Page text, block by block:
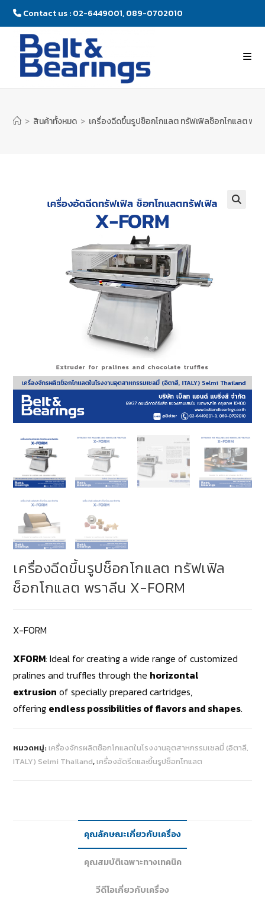
Contact us : 02-6449001, 089-0702010
> สินค้าทั้งหมด > เครื่องฉีดขึ้นรูปช็อกโกแลต ทรัฟเฟิลช็อกโกแลต พรา
เครื่องฉีดขึ้นรูปช็อกโกแลต ทรัฟเฟิล
ช็อกโกแลต พราลีน X-FORM
X-FORM
XFORM: Ideal for creating a wide range of customized
pralines and truffles through the horizontal
extrusion of specially prepared cartridges,
offering endless possibilities of flavors and shapes.
หมวดหมู่:เครื่องจักรผลิตช็อกโกแลตในโรงงานอุตสาหกรรมเซลมี่ (อิตาลี,
ITALY) Selmi Thailand,เครื่องอัดรีดและขึ้นรูปช็อกโกแลต
คุณลักษณะเกี่ยวกับเครื่อง
คุณสมบัติเฉพาะทางเทคนิค
วีดีโอเกี่ยวกับเครื่อง